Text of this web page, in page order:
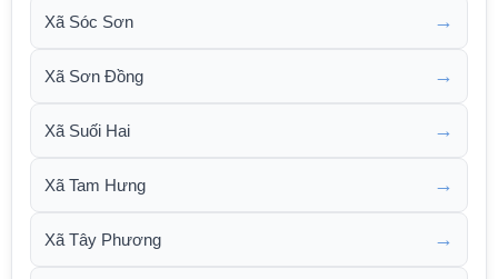
Xã Sóc Sơn →
Xã Sơn Đồng →
Xã Suối Hai →
Xã Tam Hưng →
Xã Tây Phương →